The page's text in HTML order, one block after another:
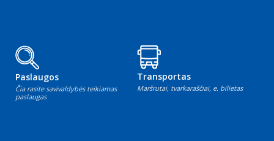
Paslaugos
Čia rasite savivaldybės teikiamas
paslaugas
Transportas
Maršrutai, tvarkaraščiai, e. bilietas